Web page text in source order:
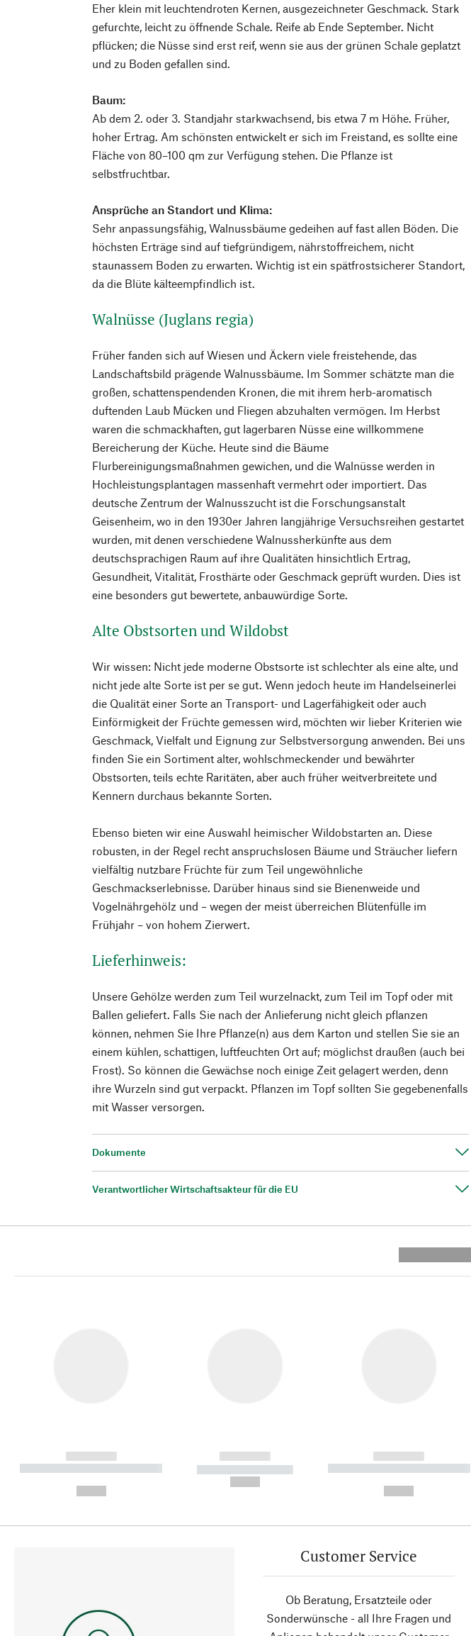
Eher klein mit leuchtendroten Kernen, ausgezeichneter Geschmack. Stark
gefurchte, leicht zu öffnende Schale. Reife ab Ende September. Nicht
pflücken; die Nüsse sind erst reif, wenn sie aus der grünen Schale geplatzt
und zu Boden gefallen sind.
Baum:
Ab dem 2. oder 3. Standjahr starkwachsend, bis etwa 7 m Höhe. Früher,
hoher Ertrag. Am schönsten entwickelt er sich im Freistand, es sollte eine
Fläche von 80–100 qm zur Verfügung stehen. Die Pflanze ist
selbstfruchtbar.
Ansprüche an Standort und Klima:
Sehr anpassungsfähig, Walnussbäume gedeihen auf fast allen Böden. Die
höchsten Erträge sind auf tiefgründigem, nährstoffreichem, nicht
staunassem Boden zu erwarten. Wichtig ist ein spätfrostsicherer Standort,
da die Blüte kälteempfindlich ist.
Walnüsse (Juglans regia)
Früher fanden sich auf Wiesen und Äckern viele freistehende, das
Landschaftsbild prägende Walnussbäume. Im Sommer schätzte man die
großen, schattenspendenden Kronen, die mit ihrem herb-aromatisch
duftenden Laub Mücken und Fliegen abzuhalten vermögen. Im Herbst
waren die schmackhaften, gut lagerbaren Nüsse eine willkommene
Bereicherung der Küche. Heute sind die Bäume
Flurbereinigungsmaßnahmen gewichen, und die Walnüsse werden in
Hochleistungsplantagen massenhaft vermehrt oder importiert. Das
deutsche Zentrum der Walnusszucht ist die Forschungsanstalt
Geisenheim, wo in den 1930er Jahren langjährige Versuchsreihen gestartet
wurden, mit denen verschiedene Walnussherkünfte aus dem
deutschsprachigen Raum auf ihre Qualitäten hinsichtlich Ertrag,
Gesundheit, Vitalität, Frosthärte oder Geschmack geprüft wurden. Dies ist
eine besonders gut bewertete, anbauwürdige Sorte.
Alte Obstsorten und Wildobst
Wir wissen: Nicht jede moderne Obstsorte ist schlechter als eine alte, und
nicht jede alte Sorte ist per se gut. Wenn jedoch heute im Handelseinerlei
die Qualität einer Sorte an Transport- und Lagerfähigkeit oder auch
Einförmigkeit der Früchte gemessen wird, möchten wir lieber Kriterien wie
Geschmack, Vielfalt und Eignung zur Selbstversorgung anwenden. Bei uns
finden Sie ein Sortiment alter, wohlschmeckender und bewährter
Obstsorten, teils echte Raritäten, aber auch früher weitverbreitete und
Kennern durchaus bekannte Sorten.
Ebenso bieten wir eine Auswahl heimischer Wildobstarten an. Diese
robusten, in der Regel recht anspruchslosen Bäume und Sträucher liefern
vielfältig nutzbare Früchte für zum Teil ungewöhnliche
Geschmackserlebnisse. Darüber hinaus sind sie Bienenweide und
Vogelnährgehölz und – wegen der meist überreichen Blütenfülle im
Frühjahr – von hohem Zierwert.
Lieferhinweis:
Unsere Gehölze werden zum Teil wurzelnackt, zum Teil im Topf oder mit
Ballen geliefert. Falls Sie nach der Anlieferung nicht gleich pflanzen
können, nehmen Sie Ihre Pflanze(n) aus dem Karton und stellen Sie sie an
einem kühlen, schattigen, luftfeuchten Ort auf; möglichst draußen (auch bei
Frost). So können die Gewächse noch einige Zeit gelagert werden, denn
ihre Wurzeln sind gut verpackt. Pflanzen im Topf sollten Sie gegebenenfalls
mit Wasser versorgen.
Dokumente
Verantwortlicher Wirtschaftsakteur für die EU
------------
----------- ----------- ----------
------------
----------- -----------
------------
----------- ----------- ----------
Customer Service
Ob Beratung, Ersatzteile oder
Sonderwünsche - all Ihre Fragen und